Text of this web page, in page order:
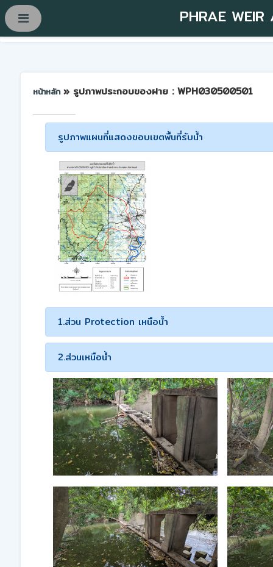
PHRAE WEIR
หน้าหลัก » รูปภาพประกอบของฝาย : WPH030500501
รูปภาพแผนที่แสดงขอบเขตพื้นที่รับน้ำ
1.ส่วน Protection เหนือน้ำ
2.ส่วนเหนือน้ำ